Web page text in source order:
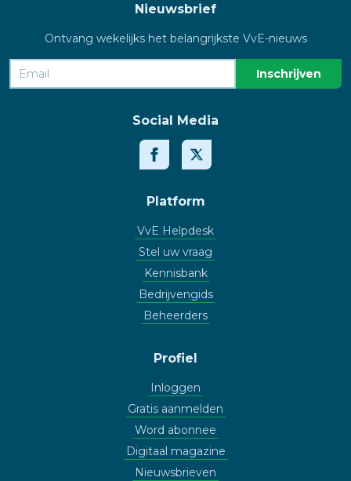
Nieuwsbrief
Ontvang wekelijks het belangrijkste VvE-nieuws
Social Media
Platform
VvE Helpdesk
Stel uw vraag
Kennisbank
Bedrijvengids
Beheerders
Profiel
Inloggen
Gratis aanmelden
Word abonnee
Digitaal magazine
Nieuwsbrieven